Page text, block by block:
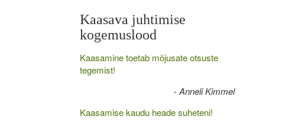
Kaasava juhtimise
kogemuslood
Kaasamine toetab mõjusate otsuste
tegemist!
-Anneli Kimmel
Kaasamise kaudu heade suheteni!